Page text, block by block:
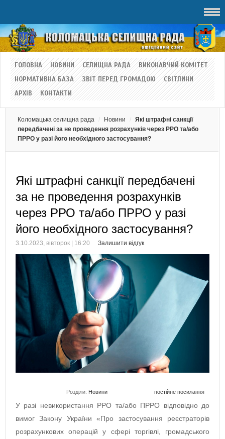
ГОЛОВНА НОВИНИ СЕЛИЩНА РАДА
ВИКОНАВЧИЙ КОМІТЕТ
НОРМАТИВНА БАЗА
ЗВІТ ПЕРЕД ГРОМАДОЮ
СВІТЛИНИ
АРХІВ
КОНТАКТИ
Коломацька селищна рада Новини
Які штрафні санкції
передбачені за не проведення розрахунків через РРО та/або
ПРРО у разі його необхідного застосування?
Які штрафні санкції передбачені
за не проведення розрахунків
через РРО та/або ПРРО у разі
його необхідного застосування?
3.10.2023, вівторок | 16:20 Залишити відгук
Розділи: Новини постійне посилання
У разі невикористання РРО та/або ПРРО відповідно до
вимог Закону України «Про застосування реєстраторів
розрахункових операцій у сфері торгівлі, громадського